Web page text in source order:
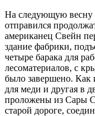
На следующую весну
отправился
американец Свейн
здание фабрики,
четыре барака для
лесоматериалов, с
было завершено. Как
для меди и другая в
проложены из Сары
старой дороге,